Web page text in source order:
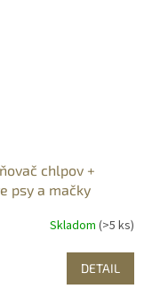
chlpov +
psy a mačky
Skladom (>5 ks)
DETAIL